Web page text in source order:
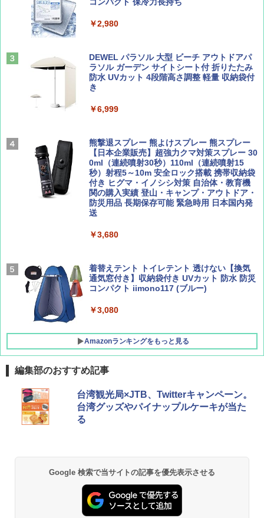
山と溪谷 2026年8月号「南アルプス大全」
￥1,540
￥1,540
AIRLINE（エアライン）2026年9月号【特
集】ボーイング110周年を祝して！
￥1,760
地球の歩き方 スター・ウォーズ
￥2,695
ァキア 2026～2027 地球の歩き方A ヨーロッ
パ
￥2,277
新しい日本地理 地図・統計・移動から読み
解く (講談社現代新書)
￥1,540
PYKES PEAK (パイクスピーク) 着替えテン
人用 折りたたみ 防災グッズ 災害用トイレ ビ
￥4,980
テント ワンタッチ RENEW 幅200 2-3人用 43
￥5,999
[キャンパーズコレクション 山善] 傘みたいに
広げるだけ パッとサッとテント ブラックコ
ーティング フルクローズ メッシュ 3-4人用
簡単設置 ポップアップテント エクルベージ
ュ(BC仕様) PATC-150B(EB)
￥9,990
[キャンパーズコレクション 山善] 傘みたいに
広げるだけ パッとサッとテント キューブワ
イドプラス ブラックコーティング フルクロ
テント PATCW-200B エクルベージュ
コンパクト 保冷力長持ち
￥2,980
DEWEL パラソル 大型 ビーチ アウトドアパ
ラソル ガーデン サイトシート付 折りたたみ
防水 UVカット 4段階高さ調整 軽量 収納袋付
き
￥6,999
熊撃退スプレー 熊よけスプレー 熊スプレー
【日本企業販売】超強力クマ対策スプレー 30
0ml（連続噴射30秒）110ml（連続噴射15
秒）射程5～10m 安全ロック搭載 携帯収納袋
付き ヒグマ・イノシシ対策 自治体・教育機
関の購入実績 登山・キャンプ・アウトドア・
防災用品 長期保存可能 緊急時用 日本国内発
送
￥3,680
着替えテント トイレテント 透けない【換気
通気窓付き】収納袋付き UVカット 防水 防災
コンパクト iimono117 (ブルー)
￥3,080
Amazonランキングをもっと見る
編集部のおすすめ記事
台湾観光局×JTB、Twitterキャンペーン。
台湾グッズやパイナップルケーキが当た
る
Google 検索で当サイトの記事を優先表示させる